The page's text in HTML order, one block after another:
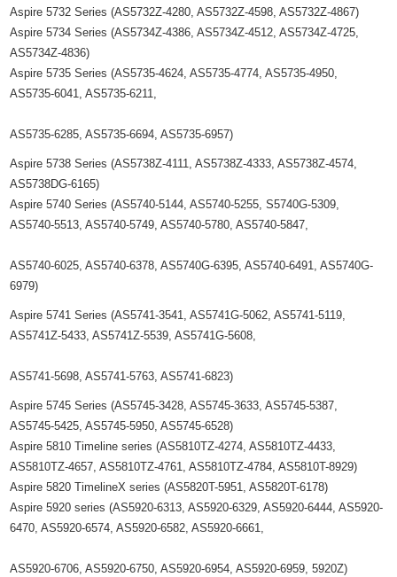
Aspire 5732 Series (AS5732Z-4280, AS5732Z-4598, AS5732Z-4867)
Aspire 5734 Series (AS5734Z-4386, AS5734Z-4512, AS5734Z-4725,
AS5734Z-4836)
Aspire 5735 Series (AS5735-4624, AS5735-4774, AS5735-4950,
AS5735-6041, AS5735-6211,
AS5735-6285, AS5735-6694, AS5735-6957)
Aspire 5738 Series (AS5738Z-4111, AS5738Z-4333, AS5738Z-4574,
AS5738DG-6165)
Aspire 5740 Series (AS5740-5144, AS5740-5255, S5740G-5309,
AS5740-5513, AS5740-5749, AS5740-5780, AS5740-5847,
AS5740-6025, AS5740-6378, AS5740G-6395, AS5740-6491, AS5740G-
6979)
Aspire 5741 Series (AS5741-3541, AS5741G-5062, AS5741-5119,
AS5741Z-5433, AS5741Z-5539, AS5741G-5608,
AS5741-5698, AS5741-5763, AS5741-6823)
Aspire 5745 Series (AS5745-3428, AS5745-3633, AS5745-5387,
AS5745-5425, AS5745-5950, AS5745-6528)
Aspire 5810 Timeline series (AS5810TZ-4274, AS5810TZ-4433,
AS5810TZ-4657, AS5810TZ-4761, AS5810TZ-4784, AS5810T-8929)
Aspire 5820 TimelineX series (AS5820T-5951, AS5820T-6178)
Aspire 5920 series (AS5920-6313, AS5920-6329, AS5920-6444, AS5920-
6470, AS5920-6574, AS5920-6582, AS5920-6661,
AS5920-6706, AS5920-6750, AS5920-6954, AS5920-6959, 5920Z)